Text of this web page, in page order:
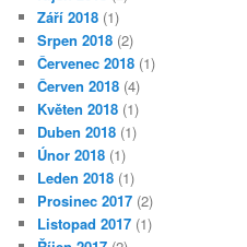
Září 2018 (1)
Srpen 2018 (2)
Červenec 2018 (1)
Červen 2018 (4)
Květen 2018 (1)
Duben 2018 (1)
Únor 2018 (1)
Leden 2018 (1)
Prosinec 2017 (2)
Listopad 2017 (1)